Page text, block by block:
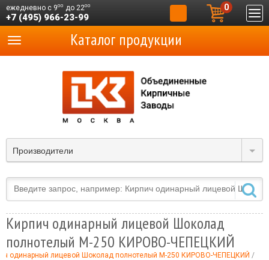
ежедневно с 900 до 2200
+7 (495) 966-23-99
0
Производители
Каталог продукции
Кирпич одинарный лицевой Шоколад
полнотелый М-250 КИРОВО-ЧЕПЕЦКИЙ
одинарный лицевой Шоколад полнотелый М-250 КИРОВО-ЧЕПЕЦКИЙ